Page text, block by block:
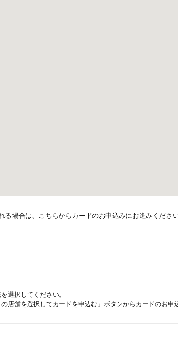
る場合は、こちらからカードのお申込みにお進みください
選択してください。
店舗を選択してカードを申込む」ボタンからカードのお申